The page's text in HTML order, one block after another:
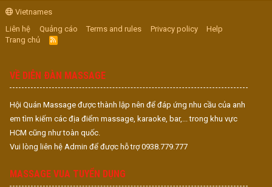
Vietnames
Liên hệ
Quảng cáo Terms and rules Privacy policy
Help
Trang chủ
R
S
VỀ DIỄN ĐÀN MASSAGE
Hội Quán Massage được thành lập nên để đáp ứng nhu cầu của anh
em tìm kiếm các địa điểm massage, karaoke, bar,... trong khu vực
HCM cũng như toàn quốc.
Vui lòng liên hệ Admin để được hỗ trợ 0938.779.777
MASSAGE VUA TUYỂN DỤNG